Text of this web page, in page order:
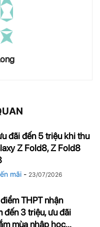
đãi đến 5 triệu khi thu
Z Fold8, Z Fold8
mãi - 23/07/2026
THPT nhận
đến 3 triệu, ưu đãi
mùa nhập học...